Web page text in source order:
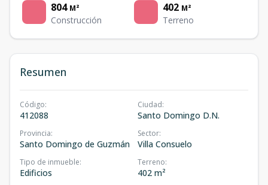
804 M²
Construcción
402 M²
Terreno
Resumen
Código:
412088
Ciudad:
Santo Domingo D.N.
Provincia:
Santo Domingo de Guzmán
Sector:
Villa Consuelo
Tipo de inmueble:
Edificios
Terreno:
402 m²